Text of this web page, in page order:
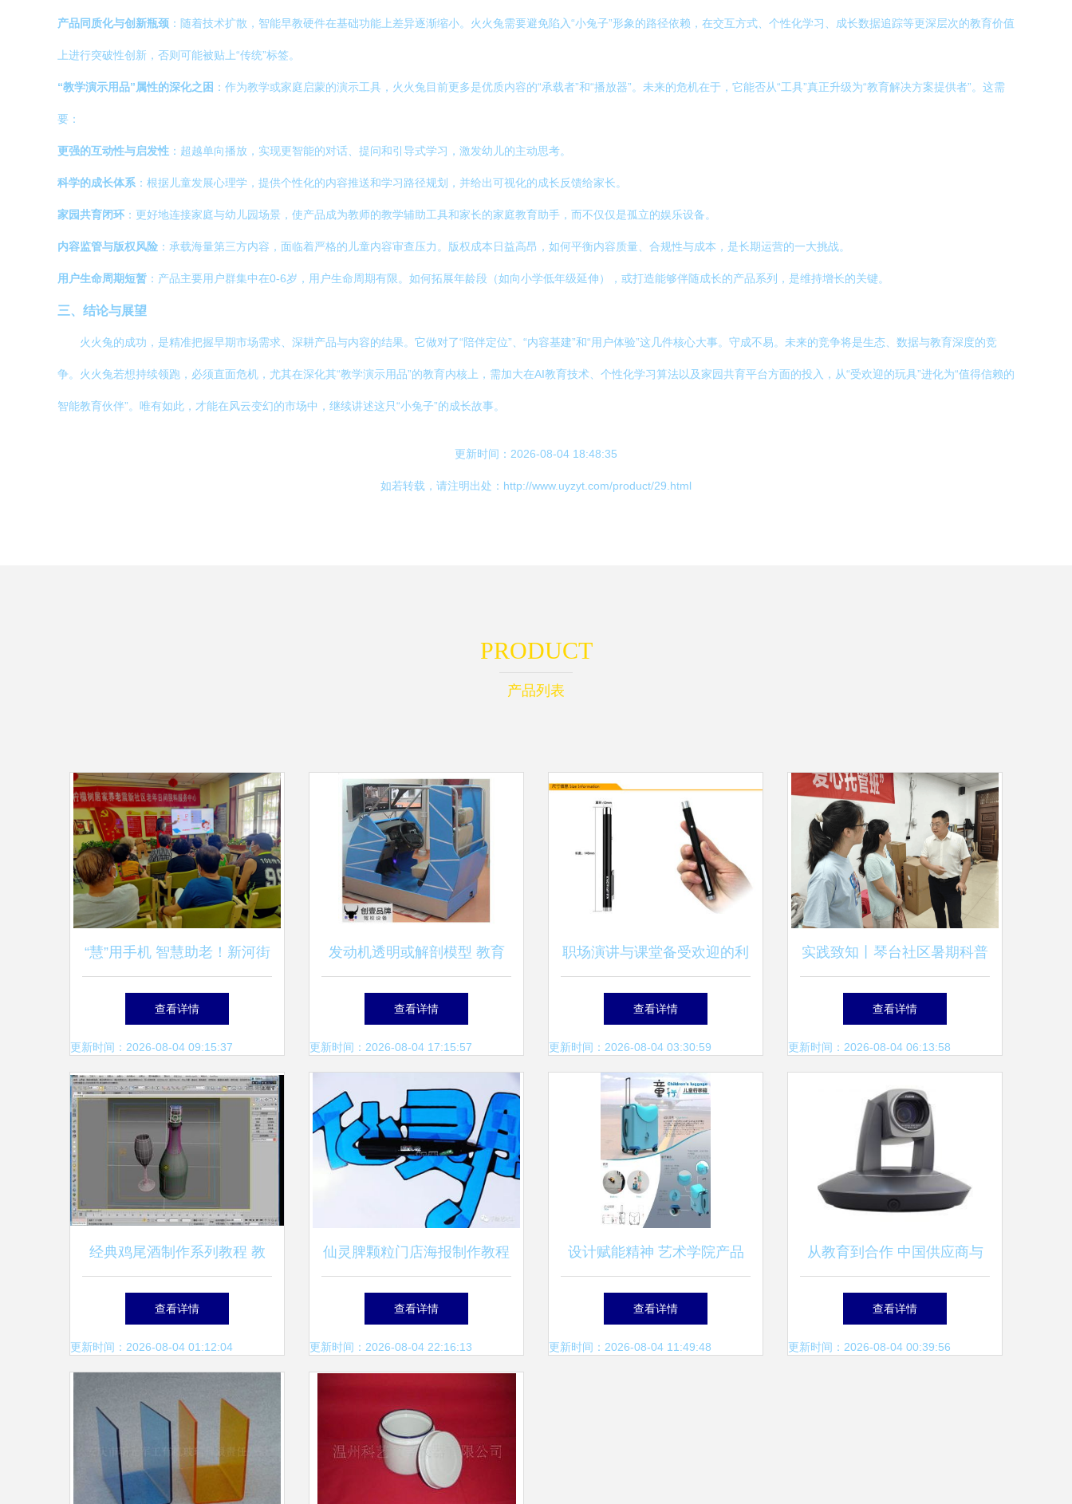
产品同质化与创新瓶颈 ：随着技术扩散，智能早教硬件在基础功能上差异逐渐缩小。火火兔需要避免陷入“小兔子”形象的路径依赖，在交互方式、个性化学习、成长数据追踪等更深层次的教育价值
上进行突破性创新，否则可能被贴上“传统”标签。
“教学演示用品”属性的深化之困 ：作为教学或家庭启蒙的演示工具，火火兔目前更多是优质内容的“承载者”和“播放器”。未来的危机在于，它能否从“工具”真正升级为“教育解决方案提供者”。这需
要：
更强的互动性与启发性 ：超越单向播放，实现更智能的对话、提问和引导式学习，激发幼儿的主动思考。
科学的成长体系 ：根据儿童发展心理学，提供个性化的内容推送和学习路径规划，并给出可视化的成长反馈给家长。
家园共育闭环 ：更好地连接家庭与幼儿园场景，使产品成为教师的教学辅助工具和家长的家庭教育助手，而不仅仅是孤立的娱乐设备。
内容监管与版权风险 ：承载海量第三方内容，面临着严格的儿童内容审查压力。版权成本日益高昂，如何平衡内容质量、合规性与成本，是长期运营的一大挑战。
用户生命周期短暂 ：产品主要用户群集中在0-6岁，用户生命周期有限。如何拓展年龄段（如向小学低年级延伸），或打造能够伴随成长的产品系列，是维持增长的关键。
三、结论与展望
火火兔的成功，是精准把握早期市场需求、深耕产品与内容的结果。它做对了“陪伴定位”、“内容基建”和“用户体验”这几件核心大事。守成不易。未来的竞争将是生态、数据与教育深度的竞
争。火火兔若想持续领跑，必须直面危机，尤其在深化其“教学演示用品”的教育内核上，需加大在AI教育技术、个性化学习算法以及家园共育平台方面的投入，从“受欢迎的玩具”进化为“值得信赖的
智能教育伙伴”。唯有如此，才能在风云变幻的市场中，继续讲述这只“小兔子”的成长故事。
更新时间：2026-08-04 18:48:35
如若转载，请注明出处：http://www.uyzyt.com/product/29.html
PRODUCT
产品列表
“慧”用手机 智慧助老！新河街
道震新社区智能手机培训课堂
升级再出发
查看详情
更新时间：2026-08-04 09:15:37
发动机透明或解剖模型 教育
与演示的完美工具
查看详情
更新时间：2026-08-04 17:15:57
职场演讲与课堂备受欢迎的利
器——诺非 R702 红光激光笔
实测分析
查看详情
更新时间：2026-08-04 03:30:59
实践致知丨琴台社区暑期科普
实践队首日教学:让物理知
识“活”起来
查看详情
更新时间：2026-08-04 06:13:58
经典鸡尾酒制作系列教程 教
学演示用品指南
查看详情
更新时间：2026-08-04 01:12:04
仙灵脾颗粒门店海报制作教程
手把手教学演示分解步骤
查看详情
更新时间：2026-08-04 22:16:13
设计赋能精神 艺术学院产品
设计学生在“弘扬蒙古马精
神”创意设计大赛中荣获佳绩
查看详情
更新时间：2026-08-04 11:49:48
从教育到合作 中国供应商与
教学演示用品的定价之路
查看详情
更新时间：2026-08-04 00:39:56